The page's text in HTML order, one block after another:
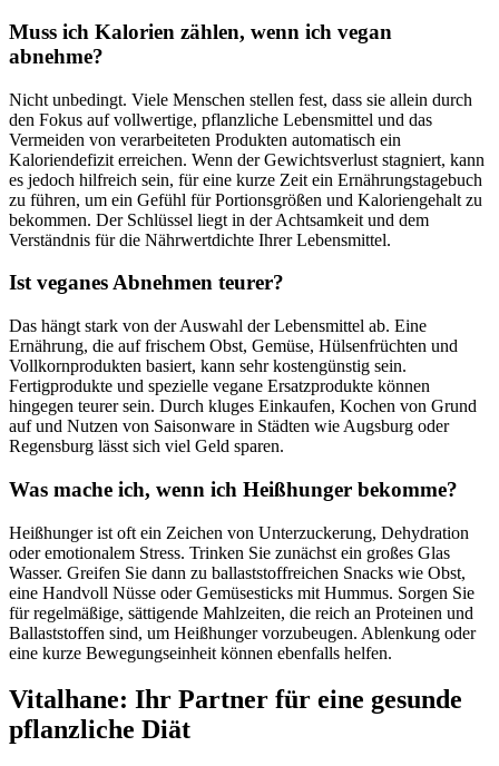
Muss ich Kalorien zählen, wenn ich vegan
abnehme?
Nicht unbedingt. Viele Menschen stellen fest, dass sie allein durch
den Fokus auf vollwertige, pflanzliche Lebensmittel und das
Vermeiden von verarbeiteten Produkten automatisch ein
Kaloriendefizit erreichen. Wenn der Gewichtsverlust stagniert, kann
es jedoch hilfreich sein, für eine kurze Zeit ein Ernährungstagebuch
zu führen, um ein Gefühl für Portionsgrößen und Kaloriengehalt zu
bekommen. Der Schlüssel liegt in der Achtsamkeit und dem
Verständnis für die Nährwertdichte Ihrer Lebensmittel.
Ist veganes Abnehmen teurer?
Das hängt stark von der Auswahl der Lebensmittel ab. Eine
Ernährung, die auf frischem Obst, Gemüse, Hülsenfrüchten und
Vollkornprodukten basiert, kann sehr kostengünstig sein.
Fertigprodukte und spezielle vegane Ersatzprodukte können
hingegen teurer sein. Durch kluges Einkaufen, Kochen von Grund
auf und Nutzen von Saisonware in Städten wie Augsburg oder
Regensburg lässt sich viel Geld sparen.
Was mache ich, wenn ich Heißhunger bekomme?
Heißhunger ist oft ein Zeichen von Unterzuckerung, Dehydration
oder emotionalem Stress. Trinken Sie zunächst ein großes Glas
Wasser. Greifen Sie dann zu ballaststoffreichen Snacks wie Obst,
eine Handvoll Nüsse oder Gemüsesticks mit Hummus. Sorgen Sie
für regelmäßige, sättigende Mahlzeiten, die reich an Proteinen und
Ballaststoffen sind, um Heißhunger vorzubeugen. Ablenkung oder
eine kurze Bewegungseinheit können ebenfalls helfen.
Vitalhane: Ihr Partner für eine gesunde
pflanzliche Diät